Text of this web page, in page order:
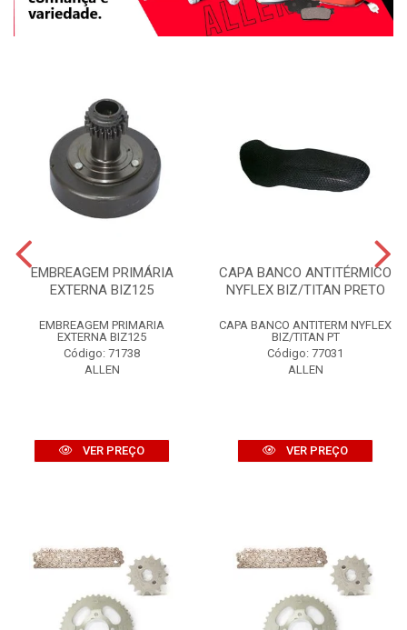
EMBREAGEM PRIMÁRIA
EXTERNA BIZ125
EMBREAGEM PRIMARIA
EXTERNA BIZ125
Código: 71738
ALLEN
VER PREÇO
CAPA BANCO ANTITÉRMICO
NYFLEX BIZ/TITAN PRETO
CAPA BANCO ANTITERM NYFLEX
BIZ/TITAN PT
Código: 77031
ALLEN
VER PREÇO